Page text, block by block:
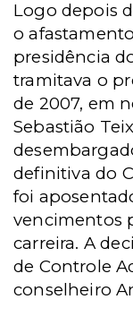
Logo depois
o
presidência
tramitava o
de 2007, em
Sebastião
definitiva do
foi
vencimentos
carreira. A
de Controle
conselheiro